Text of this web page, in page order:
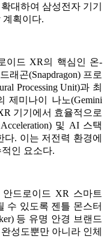
대하여 삼성전자 기기
계획이다.
이드 XR의 핵심인 온-
래곤(Snapdragon) 프로
Processing Unit)과 최
제미나이 나노(Gemini
기기에서 효율적으로
및 AI 스택
다. 이는 저전력 환경에
인 요소다.
드로이드 XR 스마트
수 있도록 젠틀 몬스터
등 유명 안경 브랜드
성도뿐만 아니라 인체